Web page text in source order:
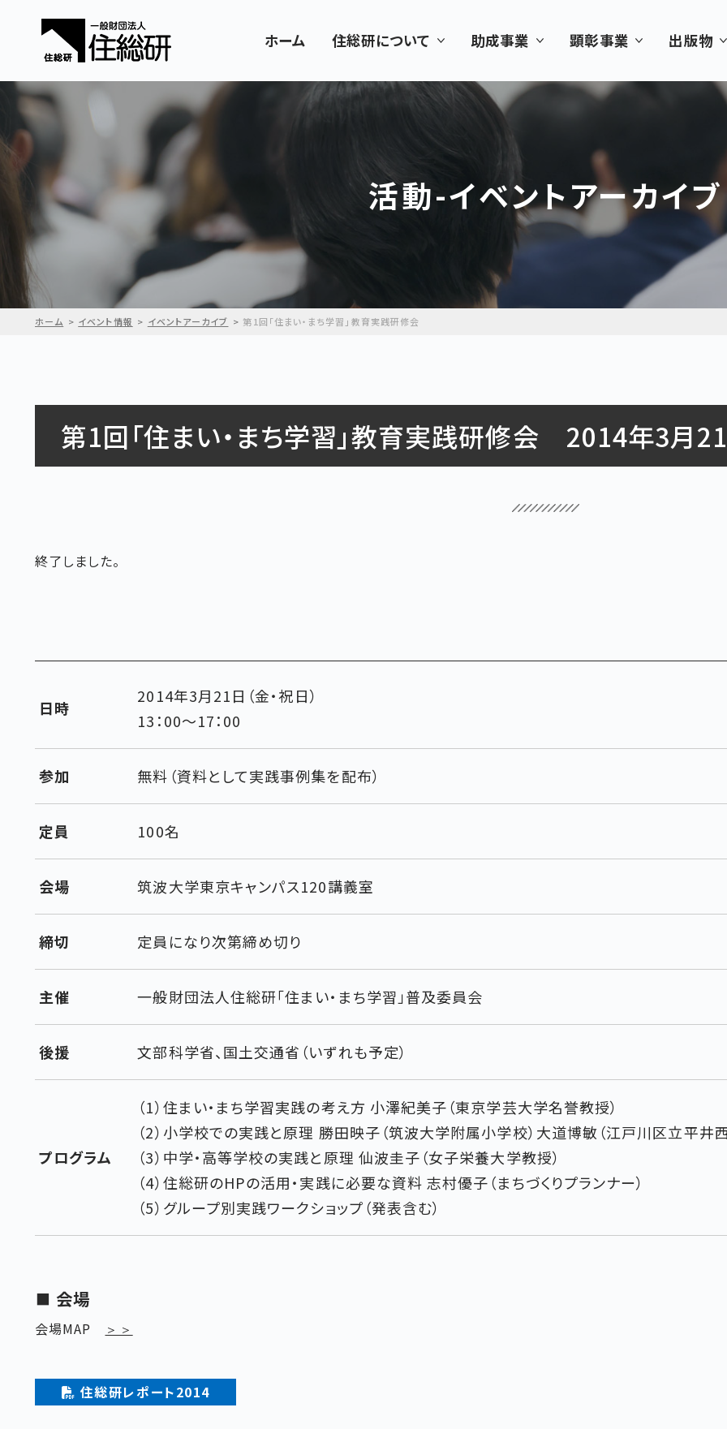
ホーム 住総研について 助成事業 顕彰事業 出版物
活動-イベントアーカイブ
ホーム イベント情報 イベントアーカイブ 第1回「住まい・まち学習」教育実践研修会
第1回「住まい・まち学習」教育実践研修会 2014年3月21
終了しました。
日時
2014年3月21日（金・祝日）
13：00～17：00
参加 無料（資料として実践事例集を配布）
定員 100名
会場 筑波大学東京キャンパス120講義室
締切 定員になり次第締め切り
主催 一般財団法人住総研「住まい・まち学習」普及委員会
後援 文部科学省、国土交通省（いずれも予定）
プログラム
（1）住まい・まち学習実践の考え方 小澤紀美子（東京学芸大学名誉教授）
（2）小学校での実践と原理 勝田映子（筑波大学附属小学校）大道博敏（江戸川区立平井
（3）中学・高等学校の実践と原理 仙波圭子（女子栄養大学教授）
（4）住総研のHPの活用・実践に必要な資料 志村優子（まちづくりプランナー）
（5）グループ別実践ワークショップ（発表含む）
会場
会場MAP ＞＞
住総研レポート2014